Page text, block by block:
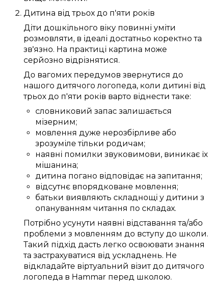
Дитина від трьох до п'яти років
Діти дошкільного віку повинні уміти
розмовляти, в ідеалі достатньо коректно та
зв'язно. На практиці картина може
серйозно відрізнятися.
До вагомих передумов звернутися до
нашого дитячого логопеда, коли дитині від
трьох до п'яти років варто віднести таке:
словниковий запас залишається
мізерним;
мовлення дуже нерозбірливе або
зрозуміле тільки родичам;
наявні помилки звуковимови, виникає їх
мішанина;
дитина погано відповідає на запитання;
відсутнє впорядковане мовлення;
батьки виявляють складнощі у дитини з
опануванням читання по складах.
Потрібно усунути наявні відставання та/або
проблеми з мовленням до вступу до школи.
Такий підхід дасть легко освоювати знання
та застрахуватися від ускладнень. Не
відкладайте віртуальний візит до дитячого
логопеда в Hammar перед школою.